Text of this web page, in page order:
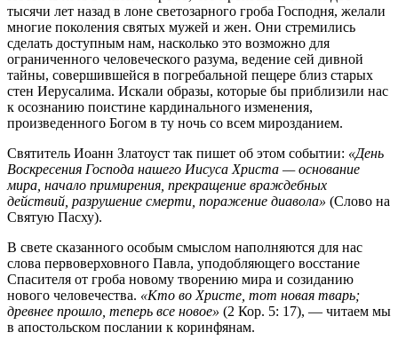
тысячи лет назад в лоне светозарного гроба Господня, желали
многие поколения святых мужей и жен. Они стремились
сделать доступным нам, насколько это возможно для
ограниченного человеческого разума, ведение сей дивной
тайны, совершившейся в погребальной пещере близ старых
стен Иерусалима. Искали образы, которые бы приблизили нас
к осознанию поистине кардинального изменения,
произведенного Богом в ту ночь со всем мирозданием.
Святитель Иоанн Златоуст так пишет об этом событии: «День
Воскресения Господа нашего Иисуса Христа — основание
мира, начало примирения, прекращение враждебных
действий, разрушение смерти, поражение диавола» (Слово на
Святую Пасху).
В свете сказанного особым смыслом наполняются для нас
слова первоверховного Павла, уподобляющего восстание
Спасителя от гроба новому творению мира и созиданию
нового человечества. «Кто во Христе, тот новая тварь;
древнее прошло, теперь все новое» (2 Кор. 5: 17), — читаем мы
в апостольском послании к коринфянам.